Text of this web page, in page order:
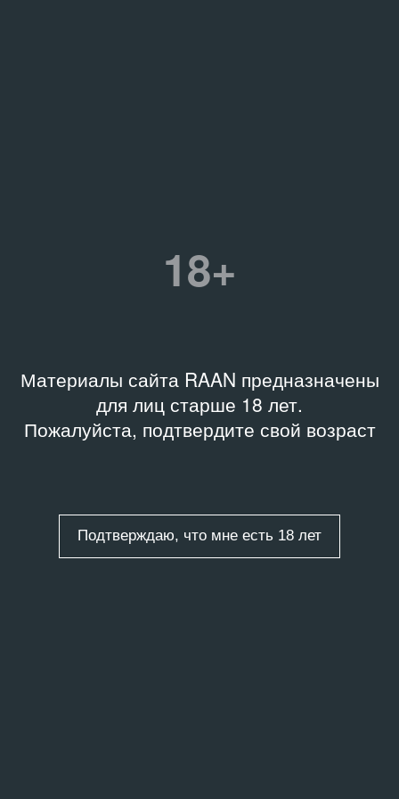
18+
Материалы сайта RAAN предназначены
для лиц старше 18 лет.
Пожалуйста, подтвердите свой возраст
Подтверждаю, что мне есть 18 лет